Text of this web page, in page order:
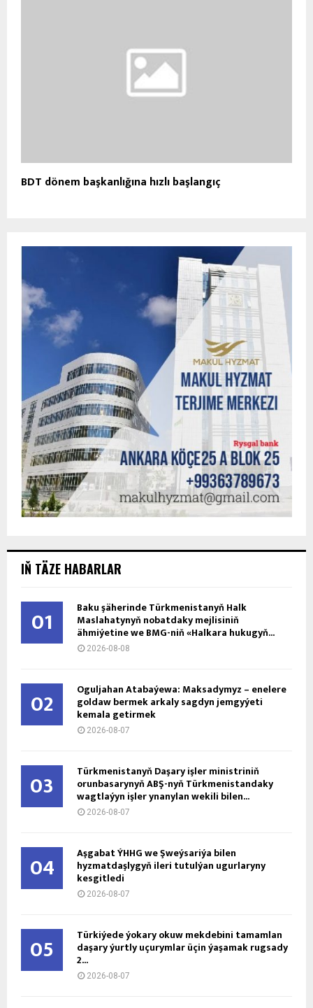
BDT dönem başkanlığına hızlı başlangıç
IŇ TÄZE HABARLAR
01 Baku şäherinde Türkmenistanyň Halk
Maslahatynyň nobatdaky mejlisiniň
ähmiýetine we BMG-niň «Halkara hukugyň...
2026-08-08
02 Oguljahan Atabaýewa: Maksadymyz – enelere
goldaw bermek arkaly sagdyn jemgyýeti
kemala getirmek
2026-08-07
03 Türkmenistanyň Daşary işler ministriniň
orunbasarynyň ABŞ-nyň Türkmenistandaky
wagtlaýyn işler ynanylan wekili bilen...
2026-08-07
04 Aşgabat ÝHHG we Şweýsariýa bilen
hyzmatdaşlygyň ileri tutulýan ugurlaryny
kesgitledi
2026-08-07
05 Türkiýede ýokary okuw mekdebini tamamlan
daşary ýurtly uçurymlar üçin ýaşamak rugsady
2...
2026-08-07